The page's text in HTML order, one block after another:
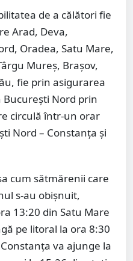
de a călători fie
Arad, Deva,
Oradea, Satu Mare,
Mureș, Brașov,
fie prin asigurarea
Nord prin
circulă într-un orar
Nord – Constanța și
cum sătmărenii care
s-au obișnuit,
13:20 din Satu Mare
pe litoral la ora 8:30
va ajunge la